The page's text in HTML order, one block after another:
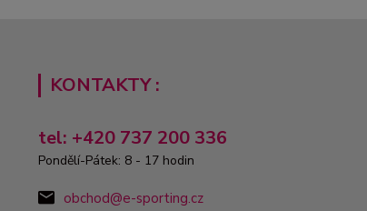
KONTAKTY :
tel: +420 737 200 336
Pondělí-Pátek: 8 - 17 hodin
obchod@e-sporting.cz